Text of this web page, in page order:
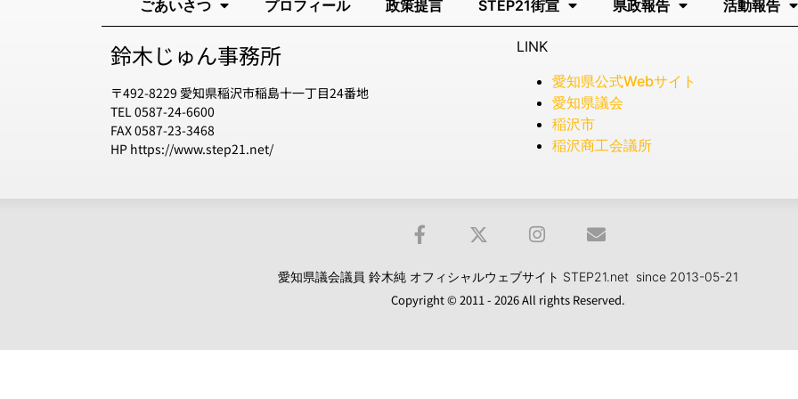
ごあいさつ プロフィール 政策提言 STEP21街宣 県政報告 活動報告
鈴木じゅん事務所
〒492-8229 愛知県稲沢市稲島十一丁目24番地
TEL 0587-24-6600
FAX 0587-23-3468
HP https://www.step21.net/
LINK
愛知県公式Webサイト
愛知県議会
稲沢市
稲沢商工会議所
愛知県議会議員 鈴木純 オフィシャルウェブサイト STEP21.net since 2013-05-21
Copyright © 2011 - 2026 All rights Reserved.